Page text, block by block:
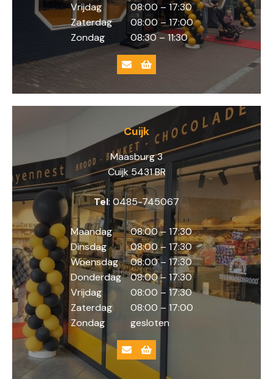
Vrijdag
08:00 – 17:30
Zaterdag
08:00 – 17:00
Zondag
08:30 – 11:30
Cuijk
Maasburg 3
Cuijk 5431 BR
Tel: 0485-745067
Maandag
08:00 – 17:30
Dinsdag
08:00 – 17:30
Woensdag
08:00 – 17:30
Donderdag
08:00 – 17:30
Vrijdag
08:00 – 17:30
Zaterdag
08:00 – 17:00
Zondag
gesloten